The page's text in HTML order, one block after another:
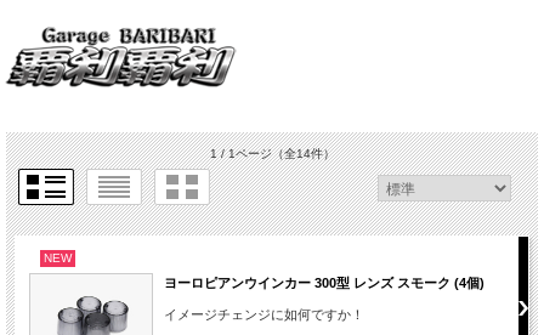
1 / 1ページ（全14件）
NEW
ヨーロピアンウインカー 300型 レンズ スモーク (4個)
イメージチェンジに如何ですか！